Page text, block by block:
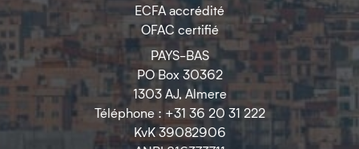
ECFA accrédité
OFAC certifié
PAYS-BAS
PO Box 30362
1303 AJ, Almere
Téléphone : +31 36 20 31 222
KvK 39082906